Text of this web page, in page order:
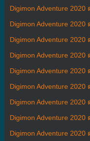
Digimon Adventure
Digimon Adventure
Digimon Adventure
Digimon Adventure
Digimon Adventure
Digimon Adventure
Digimon Adventure
Digimon Adventure
Digimon Adventure